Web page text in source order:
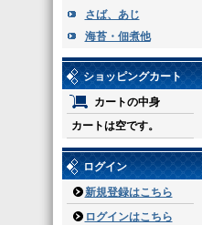
さば、あじ
海苔・佃煮他
ショッピングカート
カートの中身
カートは空です。
ログイン
新規登録はこちら
ログインはこちら